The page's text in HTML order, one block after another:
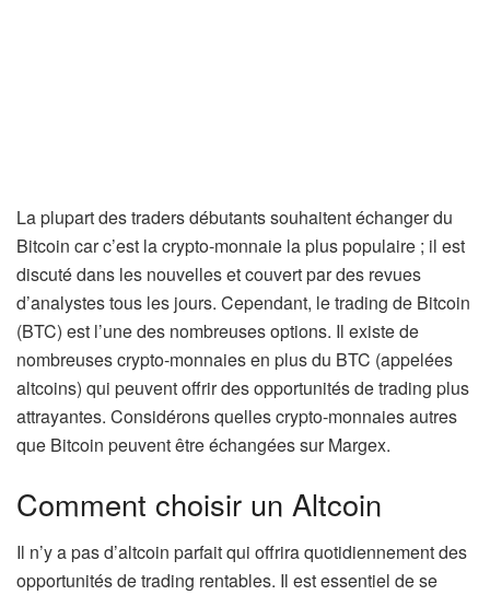
La plupart des traders débutants souhaitent échanger du
Bitcoin car c’est la crypto-monnaie la plus populaire ; il est
discuté dans les nouvelles et couvert par des revues
d’analystes tous les jours. Cependant, le trading de Bitcoin
(BTC) est l’une des nombreuses options. Il existe de
nombreuses crypto-monnaies en plus du BTC (appelées
altcoins) qui peuvent offrir des opportunités de trading plus
attrayantes. Considérons quelles crypto-monnaies autres
que Bitcoin peuvent être échangées sur Margex.
Comment choisir un Altcoin
Il n’y a pas d’altcoin parfait qui offrira quotidiennement des
opportunités de trading rentables. Il est essentiel de se